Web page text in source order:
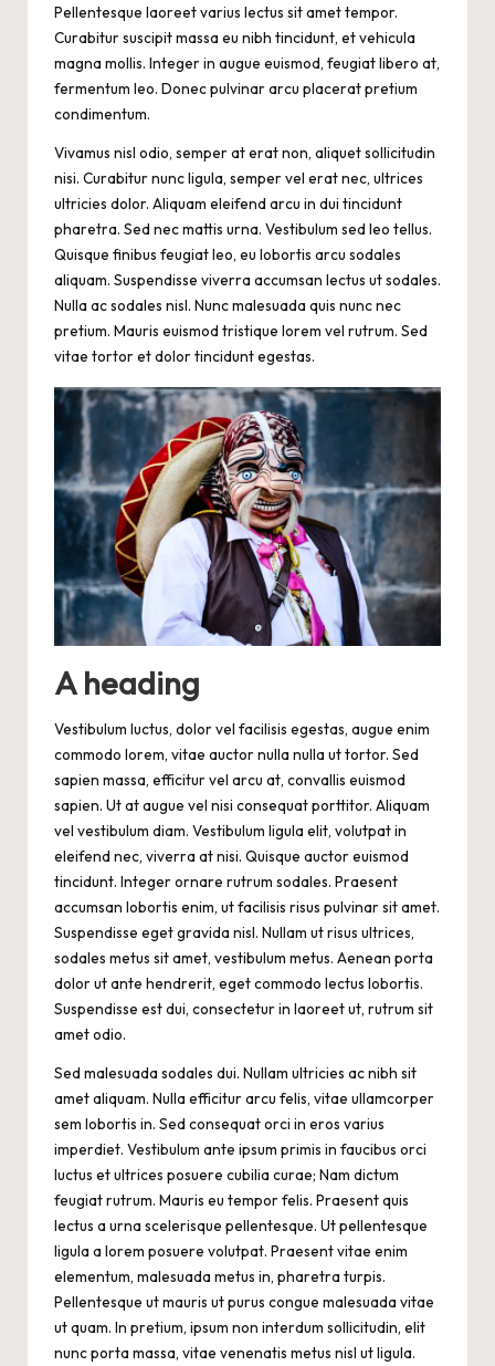
Pellentesque laoreet varius lectus sit amet tempor.
Curabitur suscipit massa eu nibh tincidunt, et vehicula
magna mollis. Integer in augue euismod, feugiat libero at,
fermentum leo. Donec pulvinar arcu placerat pretium
condimentum.
Vivamus nisl odio, semper at erat non, aliquet sollicitudin
nisi. Curabitur nunc ligula, semper vel erat nec, ultrices
ultricies dolor. Aliquam eleifend arcu in dui tincidunt
pharetra. Sed nec mattis urna. Vestibulum sed leo tellus.
Quisque finibus feugiat leo, eu lobortis arcu sodales
aliquam. Suspendisse viverra accumsan lectus ut sodales.
Nulla ac sodales nisl. Nunc malesuada quis nunc nec
pretium. Mauris euismod tristique lorem vel rutrum. Sed
vitae tortor et dolor tincidunt egestas.
A heading
Vestibulum luctus, dolor vel facilisis egestas, augue enim
commodo lorem, vitae auctor nulla nulla ut tortor. Sed
sapien massa, efficitur vel arcu at, convallis euismod
sapien. Ut at augue vel nisi consequat porttitor. Aliquam
vel vestibulum diam. Vestibulum ligula elit, volutpat in
eleifend nec, viverra at nisi. Quisque auctor euismod
tincidunt. Integer ornare rutrum sodales. Praesent
accumsan lobortis enim, ut facilisis risus pulvinar sit amet.
Suspendisse eget gravida nisl. Nullam ut risus ultrices,
sodales metus sit amet, vestibulum metus. Aenean porta
dolor ut ante hendrerit, eget commodo lectus lobortis.
Suspendisse est dui, consectetur in laoreet ut, rutrum sit
amet odio.
Sed malesuada sodales dui. Nullam ultricies ac nibh sit
amet aliquam. Nulla efficitur arcu felis, vitae ullamcorper
sem lobortis in. Sed consequat orci in eros varius
imperdiet. Vestibulum ante ipsum primis in faucibus orci
luctus et ultrices posuere cubilia curae; Nam dictum
feugiat rutrum. Mauris eu tempor felis. Praesent quis
lectus a urna scelerisque pellentesque. Ut pellentesque
ligula a lorem posuere volutpat. Praesent vitae enim
elementum, malesuada metus in, pharetra turpis.
Pellentesque ut mauris ut purus congue malesuada vitae
ut quam. In pretium, ipsum non interdum sollicitudin, elit
nunc porta massa, vitae venenatis metus nisl ut ligula.